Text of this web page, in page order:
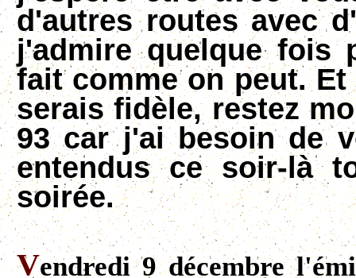
d'autres routes avec
j'admire quelque
fait comme on peut.
serais fidèle, restez
93 car j'ai besoin de
entendus ce soir-là
soirée.
Vendredi 9 décembre